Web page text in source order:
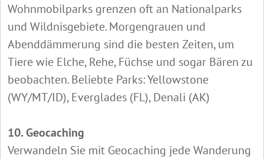
Wohnmobilparks grenzen oft an Nationalparks
und Wildnisgebiete. Morgengrauen und
Abenddämmerung sind die besten Zeiten, um
Tiere wie Elche, Rehe, Füchse und sogar Bären zu
beobachten. Beliebte Parks: Yellowstone
(WY/MT/ID), Everglades (FL), Denali (AK)
10. Geocaching
Verwandeln Sie mit Geocaching jede Wanderung